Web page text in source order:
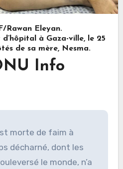
Rawan Eleyan.
à Gaza-ville, le 25
de sa mère, Nesma.
Info
morte de faim à
décharné, dont les
le monde, n’a